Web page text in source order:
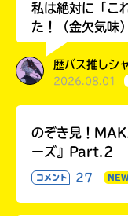
私は絶対に「こ
た！（金欠気味）
歴バス推しシ
2026.08.01
のぞき見！
ーズ』Part.2
コメント 27